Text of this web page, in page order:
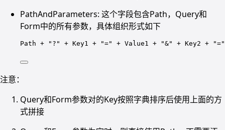
PathAndParameters: 这个字段包含Path，Query和
Form中的所有参数，具体组织形式如下
Path + "?" + Key1 + "=" + Value1 + "&" + Key2 +
注意：
Query和Form参数对的Key按照字典排序后使用上面的方
式拼接